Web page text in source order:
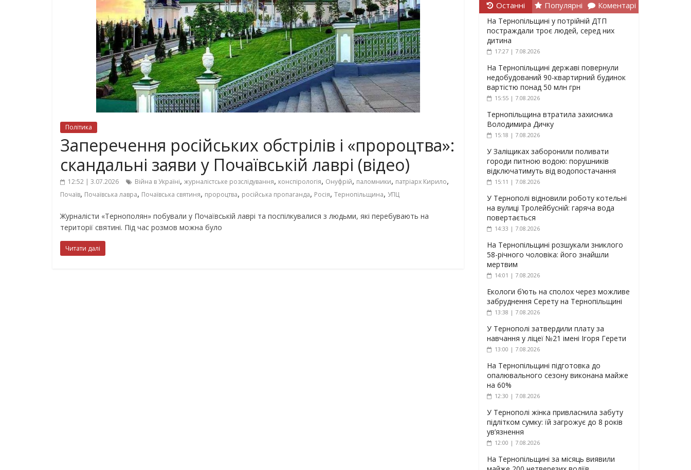
Політика
Заперечення російських обстрілів і «пророцтва»:
скандальні заяви у Почаївській лаврі (відео)
12:52 | 3.07.2026 Війна в Україні, журналістське розслідування, конспірологія, Онуфрій, паломники, патріарх Кирило,
Почаїв, Почаївська лавра, Почаївська святиня, пророцтва, російська пропаганда, Росія, Тернопільщина, УПЦ
Журналісти «Тернополян» побували у Почаївській лаврі та поспілкувалися з людьми, які перебувають на
території святині. Під час розмов можна було
Читати далі
Останні Популярні Коментарі
На Тернопільщині у потрійній ДТП
постраждали троє людей, серед них
дитина
17:27 | 7.08.2026
На Тернопільщині державі повернули
недобудований 90-квартирний будинок
вартістю понад 50 млн грн
15:55 | 7.08.2026
Тернопільщина втратила захисника
Володимира Дичку
15:18 | 7.08.2026
У Заліщиках заборонили поливати
городи питною водою: порушників
відключатимуть від водопостачання
15:11 | 7.08.2026
У Тернополі відновили роботу котельні
на вулиці Тролейбусній: гаряча вода
повертається
14:33 | 7.08.2026
На Тернопільщині розшукали зниклого
58-річного чоловіка: його знайшли
мертвим
14:01 | 7.08.2026
Екологи б’ють на сполох через можливе
забруднення Серету на Тернопільщині
13:38 | 7.08.2026
У Тернополі затвердили плату за
навчання у ліцеї №21 імені Ігоря Герети
13:00 | 7.08.2026
На Тернопільщині підготовка до
опалювального сезону виконана майже
на 60%
12:30 | 7.08.2026
У Тернополі жінка привласнила забуту
підлітком сумку: їй загрожує до 8 років
ув’язнення
12:00 | 7.08.2026
На Тернопільщині за місяць виявили